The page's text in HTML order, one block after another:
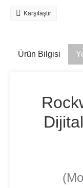
Karşılaştır
Ürün Bilgisi